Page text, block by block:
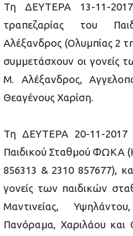
Τη ΔΕΥΤΕΡΑ 13-11-
τραπεζαρίας του
Αλέξανδρος (Ολυμπίας 2
συμμετάσχουν οι γονείς
Μ. Αλέξανδρος,
Θεαγένους Χαρίση.
Τη ΔΕΥΤΕΡΑ 20-11-2017
Παιδικού Σταθμού ΦΩΚΑ
856313 & 2310 857677),
γονείς των παιδικών
Μαντινείας,
Πανόραμα, Χαριλάου και